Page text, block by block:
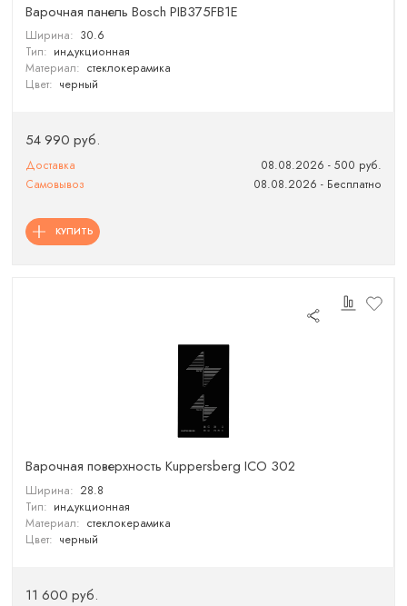
Варочная панель Bosch PIB375FB1E
Ширина: 30.6
Тип: индукционная
Материал: стеклокерамика
Цвет: черный
54 990 руб.
Доставка
08.08.2026 - 500 руб.
Самовывоз
08.08.2026 - Бесплатно
КУПИТЬ
Варочная поверхность Kuppersberg ICO 302
Ширина: 28.8
Тип: индукционная
Материал: стеклокерамика
Цвет: черный
11 600 руб.